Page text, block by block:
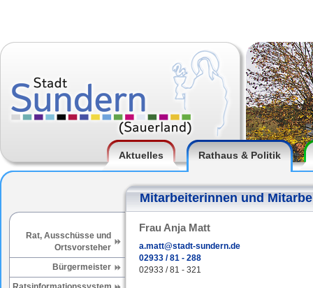
Aktuelles Rathaus & Politik
Mitarbeiterinnen und
Rat, Ausschüsse und
Ortsvorsteher
Bürgermeister
Frau Anja Matt
a.matt@stadt-sundern.de
02933 / 81 - 288
02933 / 81 - 321